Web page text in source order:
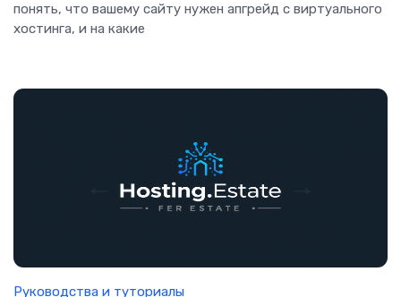
понять, что вашему сайту нужен апгрейд с виртуального
хостинга, и на какие
Руководства и туториалы